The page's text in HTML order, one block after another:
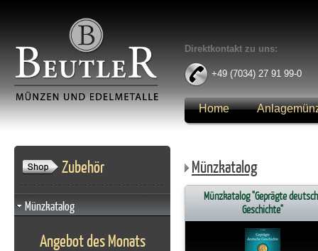
Direktkontakt zu uns:
+49 (7034) 27 91 99-0
Home
Zubehör
Münzkatalog
Angebot des Monats
Münzkatalog
Münzkatalog "Geprägte
Geschichte"